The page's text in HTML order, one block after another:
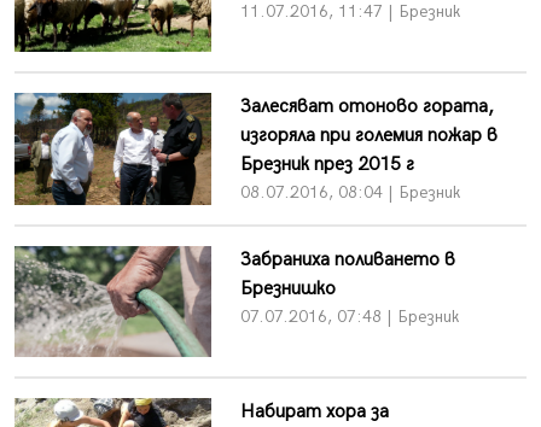
11.07.2016, 11:47 | Брезник
Залесяват отоново гората,
изгоряла при големия пожар в
Брезник през 2015 г
08.07.2016, 08:04 | Брезник
Забраниха поливането в
Брезнишко
07.07.2016, 07:48 | Брезник
Набират хора за